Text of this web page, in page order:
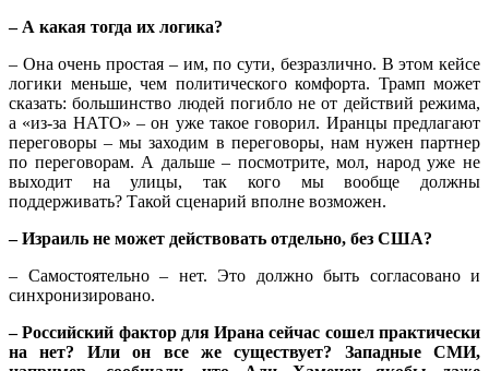
– А какая тогда их логика?
– Она очень простая – им, по сути, безразлично. В этом кейсе
логики меньше, чем политического комфорта. Трамп может
сказать: большинство людей погибло не от действий режима,
а «из-за НАТО» – он уже такое говорил. Иранцы предлагают
переговоры – мы заходим в переговоры, нам нужен партнер
по переговорам. А дальше – посмотрите, мол, народ уже не
выходит на улицы, так кого мы вообще должны
поддерживать? Такой сценарий вполне возможен.
– Израиль не может действовать отдельно, без США?
– Самостоятельно – нет. Это должно быть согласовано и
синхронизировано.
– Российский фактор для Ирана сейчас сошел практически
на нет? Или он все же существует? Западные СМИ,